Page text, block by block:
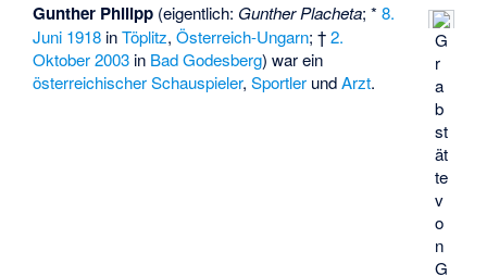
G
r
a
b
st
ät
te
v
o
n
G
Gunther Philipp (eigentlich: Gunther Placheta; *8.
Juni 1918 inTöplitz,Österreich-Ungarn; †2.
Oktober 2003 in Bad Godesberg) war ein
österreichischer Schauspieler,Sportler undArzt.